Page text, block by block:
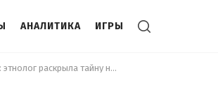
АНАЛИТИКА ИГРЫ
Вышиванка или российская косоворотка: этнолог раскрыла тайну наряда Зеленского